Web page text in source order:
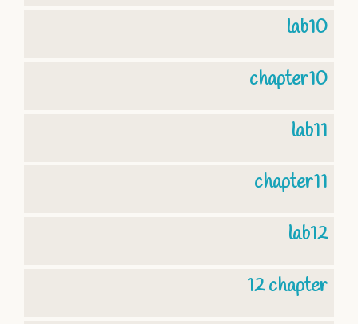
lab10
chapter10
lab11
chapter11
lab12
12 chapter